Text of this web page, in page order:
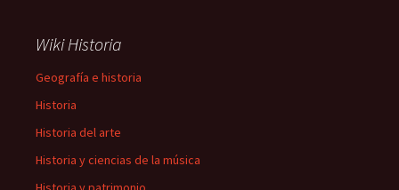
Wiki Historia
Geografía e historia
Historia
Historia del arte
Historia y ciencias de la música